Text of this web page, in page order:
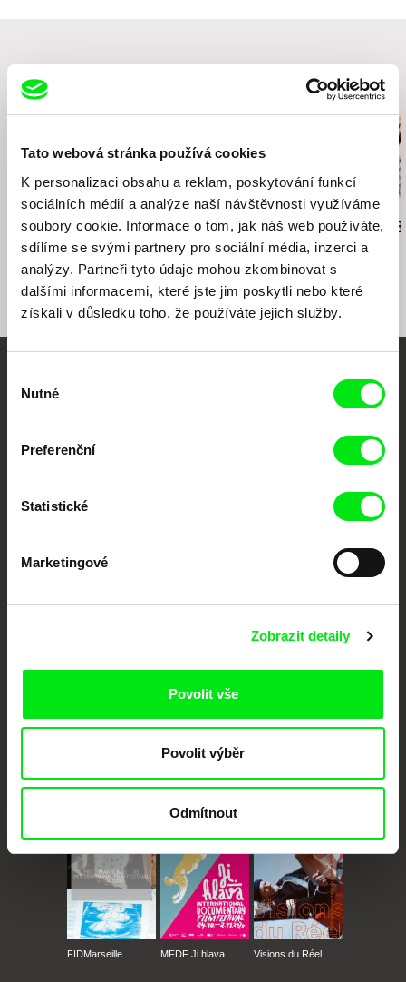
Tato webová stránka používá cookies
K personalizaci obsahu a reklam, poskytování funkcí
sociálních médií a analýze naší návštěvnosti využíváme
soubory cookie. Informace o tom, jak náš web používáte,
sdílíme se svými partnery pro sociální média, inzerci a
analýzy. Partneři tyto údaje mohou zkombinovat s
dalšími informacemi, které jste jim poskytli nebo které
získali v důsledku toho, že používáte jejich služby.
souhlasu
Nutné
Preferenční
Statistické
Marketingové
Zobrazit detaily
Povolit vše
Povolit výběr
Odmítnout
Související filmy (20)
Raluca Racean Gorgos
Postel je rozbitá
Tomáš Hodan
Půl Čtvrté
Vitaly Mansky
Broadway.
festivalů dokumentárního filmu sdružených do Doc Alliance. Naším cílem je
posouvat hranice dokumentárního filmu, propagovat jeho rozmanitost a
Členové Doc Alliance
CPH:DOX Doclisboa
Millennium Docs
DOK Leipzig
FIDMarseille MFDF Ji.hlava Visions du Réel